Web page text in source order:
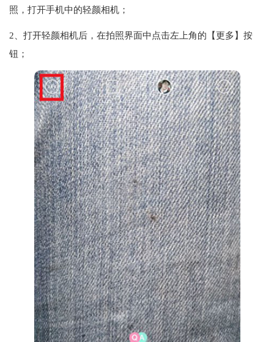
照，打开手机中的轻颜相机；
2、打开轻颜相机后，在拍照界面中点击左上角的【更多】按
钮；